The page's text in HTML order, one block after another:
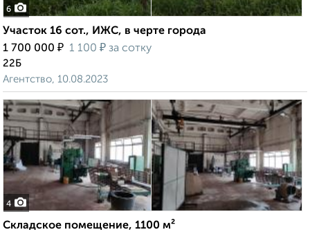
6
Участок 16 сот., ИЖС, в черте города
1 700 000 ₽ 1 100 ₽ за сотку
22Б
Агентство, 10.08.2023
4
Складское помещение, 1100 м²